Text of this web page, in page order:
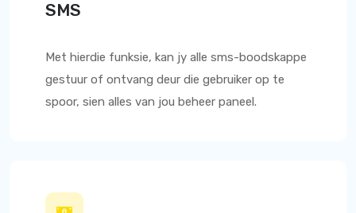
SMS
Met hierdie funksie, kan jy alle sms-boodskappe
gestuur of ontvang deur die gebruiker op te
spoor, sien alles van jou beheer paneel.